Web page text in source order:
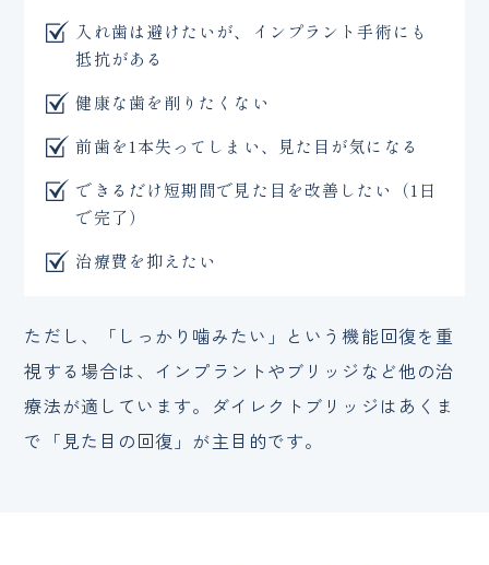
入れ歯は避けたいが、インプラント手術にも
抵抗がある
健康な歯を削りたくない
前歯を1本失ってしまい、見た目が気になる
できるだけ短期間で見た目を改善したい（1日
で完了）
治療費を抑えたい
ただし、「しっかり噛みたい」という機能回復を重
視する場合は、インプラントやブリッジなど他の治
療法が適しています。ダイレクトブリッジはあくま
で「見た目の回復」が主目的です。